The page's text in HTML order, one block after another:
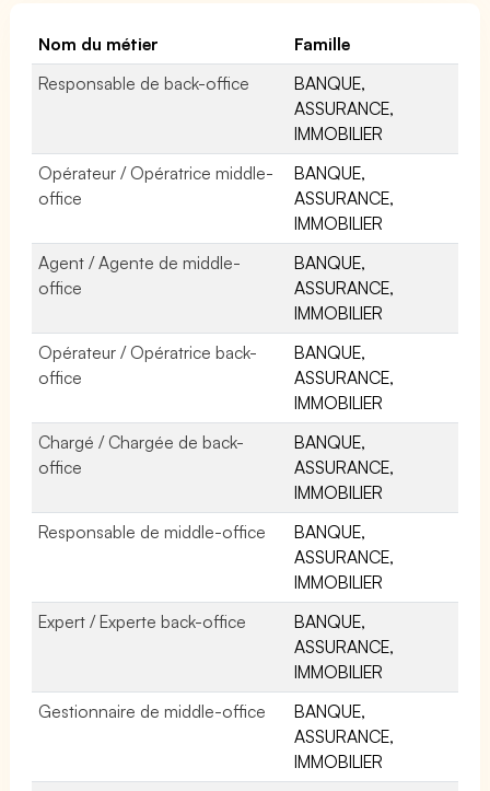
Nom du métier
Famille
Responsable de back-office
BANQUE,
ASSURANCE,
IMMOBILIER
Opérateur / Opératrice middle-
office
BANQUE,
ASSURANCE,
IMMOBILIER
Agent / Agente de middle-
office
BANQUE,
ASSURANCE,
IMMOBILIER
Opérateur / Opératrice back-
office
BANQUE,
ASSURANCE,
IMMOBILIER
Chargé / Chargée de back-
office
BANQUE,
ASSURANCE,
IMMOBILIER
Responsable de middle-office
BANQUE,
ASSURANCE,
IMMOBILIER
Expert / Experte back-office
BANQUE,
ASSURANCE,
IMMOBILIER
Gestionnaire de middle-office
BANQUE,
ASSURANCE,
IMMOBILIER